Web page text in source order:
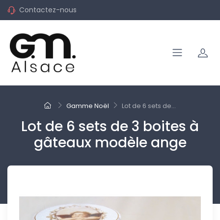
Contactez-nous
Gamme Noël Lot de 6 sets de...
Lot de 6 sets de 3 boites à
gâteaux modèle ange